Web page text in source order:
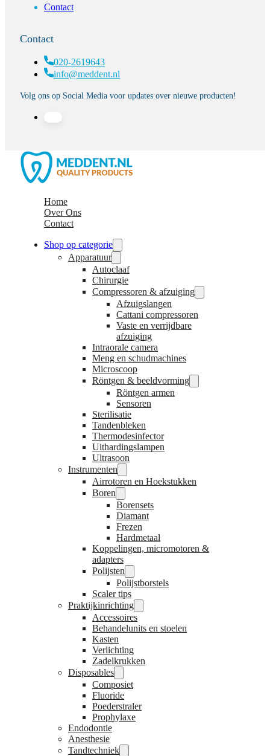
Contact
Contact
020-2619643
info@meddent.nl
Volg ons op Social Media voor updates over nieuwe producten!
Home
Over Ons
Contact
Shop op categorie
Apparatuur
Autoclaaf
Chirurgie
Compressoren & afzuiging
Afzuigslangen
Cattani compressoren
Vaste en verrijdbare
afzuiging
Intraorale camera
Meng en schudmachines
Microscoop
Röntgen & beeldvorming
Röntgen armen
Sensoren
Sterilisatie
Tandenbleken
Thermodesinfector
Uithardingslampen
Ultrasoon
Instrumenten
Airrotoren en Hoekstukken
Boren
Borensets
Diamant
Frezen
Hardmetaal
Koppelingen, micromotoren &
adapters
Polijsten
Polijstborstels
Scaler tips
Praktijkinrichting
Accessoires
Behandelunits en stoelen
Kasten
Verlichting
Zadelkrukken
Disposables
Composiet
Fluoride
Poederstraler
Prophylaxe
Endodontie
Anesthesie
Tandtechniek